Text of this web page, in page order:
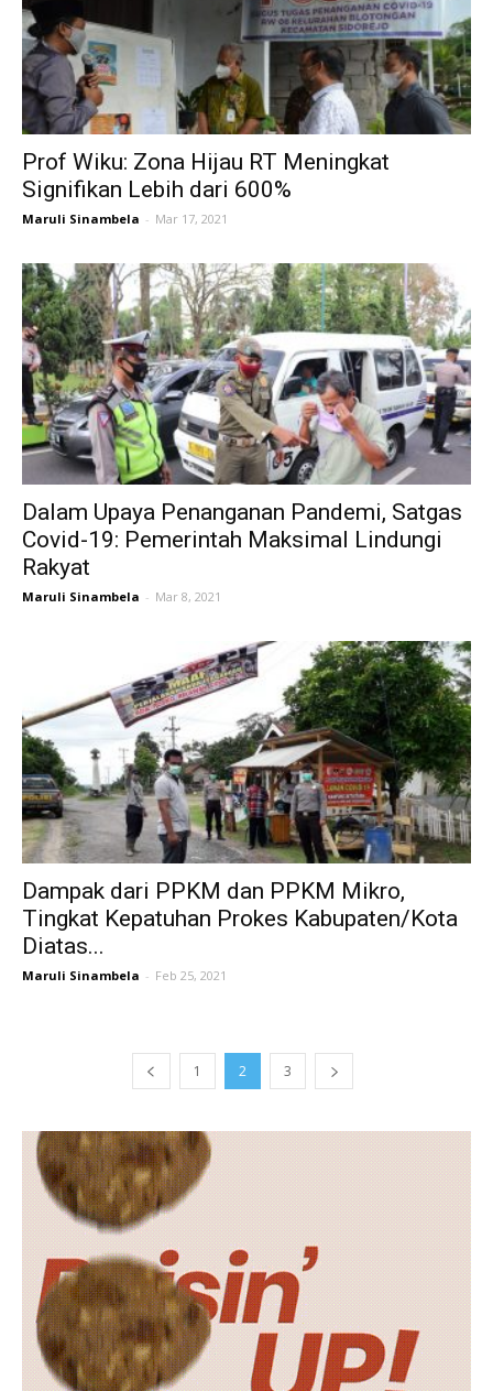
Prof Wiku: Zona Hijau RT Meningkat
Signifikan Lebih dari 600%
Maruli Sinambela - Mar 17, 2021
Dalam Upaya Penanganan Pandemi, Satgas
Covid-19: Pemerintah Maksimal Lindungi
Rakyat
Maruli Sinambela - Mar 8, 2021
Dampak dari PPKM dan PPKM Mikro,
Tingkat Kepatuhan Prokes Kabupaten/Kota
Diatas...
Maruli Sinambela - Feb 25, 2021
1 2 3